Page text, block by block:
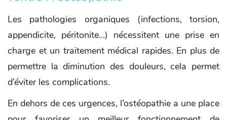
Les pathologies organiques (infections, torsion,
appendicite, péritonite…) nécessitent une prise en
charge et un traitement médical rapides. En plus de
permettre la diminution des douleurs, cela permet
d’éviter les complications.
En dehors de ces urgences, l’ostéopathie a une place